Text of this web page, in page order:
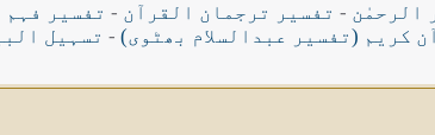
الرحمٰن - تفسیر ترجمان القرآن - تفسیر فہم
کریم (تفسیر عبدالسلام بھٹوی) - تسہیل